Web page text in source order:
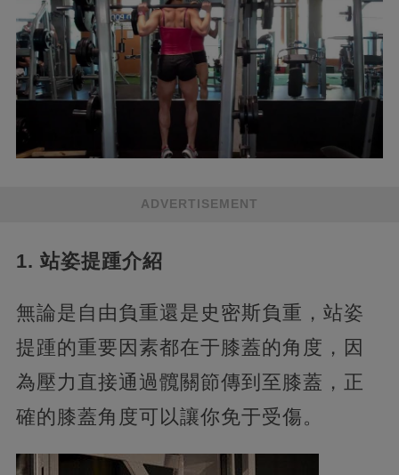
ADVERTISEMENT
1. 站姿提踵介紹
無論是自由負重還是史密斯負重，站姿
提踵的重要因素都在于膝蓋的角度，因
為壓力直接通過髖關節傳到至膝蓋，正
確的膝蓋角度可以讓你免于受傷。